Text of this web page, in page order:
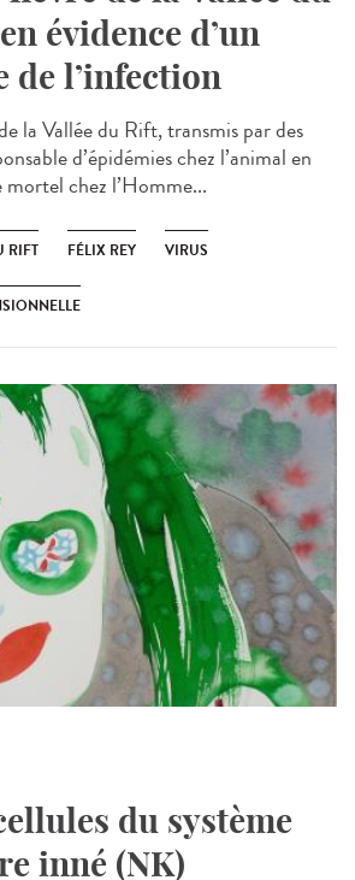
évidence d’un
de l’infection
la Vallée du Rift, transmis par des
d’épidémies chez l’animal en
chez l’Homme...
RIFT FÉLIX REY VIRUS
du système
inné (NK)